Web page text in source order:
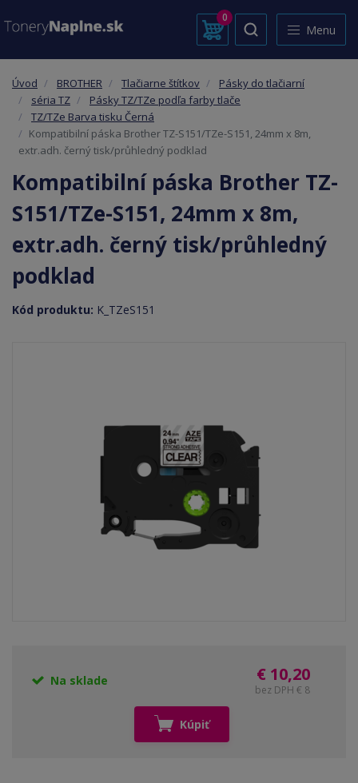
0
Menu
Úvod BROTHER Tlačiarne štítkov
Pásky do tlačiarní
séria TZ
Pásky TZ/TZe podľa farby tlače
TZ/TZe Barva tisku Černá
Kompatibilní páska Brother TZ-S151/TZe-S151, 24mm x 8m,
extr.adh. černý tisk/průhledný podklad
Kompatibilní páska Brother TZ-
S151/TZe-S151, 24mm x 8m,
extr.adh. černý tisk/průhledný
podklad
Kód produktu: K_TZeS151
Na sklade € 10,20
bez DPH € 8
Kúpiť